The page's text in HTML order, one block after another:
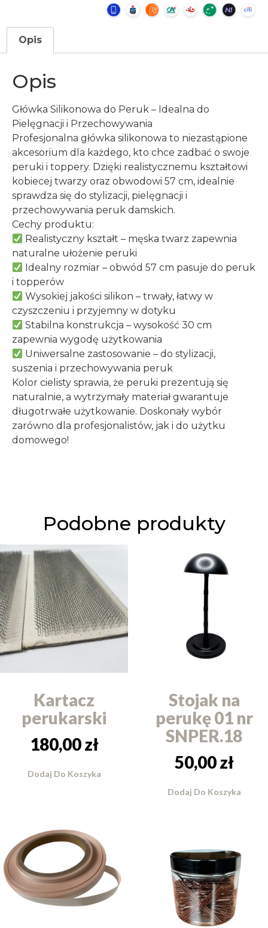
Opis
Opis
Główka Silikonowa do Peruk – Idealna do
Pielęgnacji i Przechowywania
Profesjonalna główka silikonowa to niezastąpione
akcesorium dla każdego, kto chce zadbać o swoje
peruki i toppery. Dzięki realistycznemu kształtowi
kobiecej twarzy oraz obwodowi 57 cm, idealnie
sprawdza się do stylizacji, pielęgnacji i
przechowywania peruk damskich.
Cechy produktu:
Realistyczny kształt – męska twarz zapewnia
naturalne ułożenie peruki
Idealny rozmiar – obwód 57 cm pasuje do peruk
i topperów
Wysokiej jakości silikon – trwały, łatwy w
czyszczeniu i przyjemny w dotyku
Stabilna konstrukcja – wysokość 30 cm
zapewnia wygodę użytkowania
Uniwersalne zastosowanie – do stylizacji,
suszenia i przechowywania peruk
Kolor cielisty sprawia, że peruki prezentują się
naturalnie, a wytrzymały materiał gwarantuje
długotrwałe użytkowanie. Doskonały wybór
zarówno dla profesjonalistów, jak i do użytku
domowego!
Podobne produkty
Kartacz
perukarski
180,00zł
Dodaj Do Koszyka
Stojak na
perukę 01 nr
SNPER.18
50,00zł
Dodaj Do Koszyka